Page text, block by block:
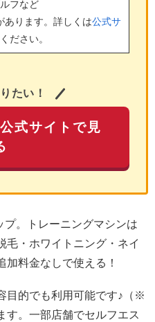
フなど
ります。詳しくは公式サ
ださい。
たい！
式サイトで見
。トレーニングマシンは
毛・ホワイトニング・ネイ
加料金なしで使える！
目的でも利用可能です♪（※
す。一部店舗でセルフエス